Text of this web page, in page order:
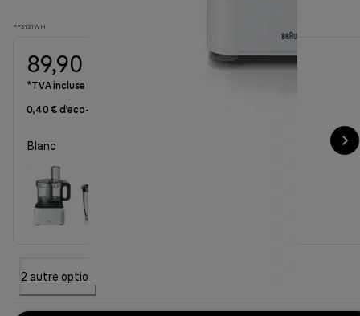
FP3131WH
89,90 €
*TVA incluse
0,40 € d’eco-part
Blanc
2 autre option